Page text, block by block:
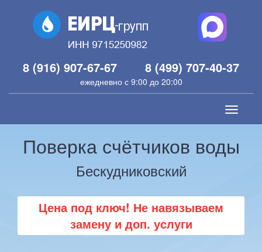
8 (916) 907-67-67 8 (499) 707-40-37
ежедневно с 9:00 до 20:00
Toggle
Поверка счётчиков воды
Бескудниковский
Цена под ключ! Не навязываем
замену и доп. услуги